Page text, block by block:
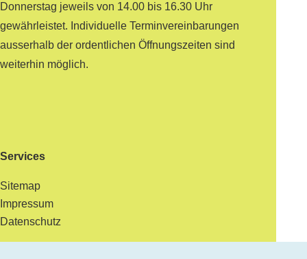
Donnerstag jeweils von 14.00 bis 16.30 Uhr
gewährleistet. Individuelle Terminvereinbarungen
ausserhalb der ordentlichen Öffnungszeiten sind
weiterhin möglich.
Services
Sitemap
Impressum
Datenschutz